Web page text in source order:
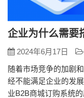
企业为什么需要
2024年6月17日
随着市场竞争的加剧
经不能满足企业的发
业B2B商城订购系统